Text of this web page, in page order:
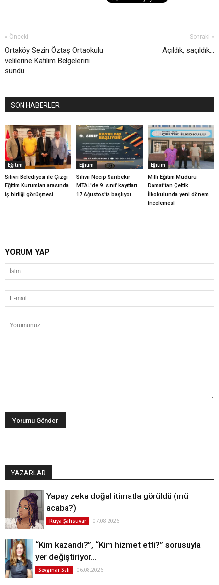
« Önceki
Ortaköy Sezin Öztaş Ortaokulu
velilerine Katılım Belgelerini
sundu
Sonraki »
Açıldık, saçıldık...
SON HABERLER
Eğitim
Silivri Belediyesi ile Çizgi
Eğitim Kurumları arasında
iş birliği görüşmesi
Eğitim
Silivri Necip Sarıbekir
MTAL'de 9. sınıf kayıtları
17 Ağustos'ta başlıyor
Eğitim
Milli Eğitim Müdürü
Damat’tan Çeltik
İlkokulunda yeni dönem
incelemesi
YORUM YAP
YAZARLAR
Yapay zeka doğal itimatla görüldü (mü
acaba?)
Rüya Şahsuvar 07.08.2026
“Kim kazandı?”, “Kim hizmet etti?” sorusuyla
yer değiştiriyor…
Sevginar Sali 06.08.2026